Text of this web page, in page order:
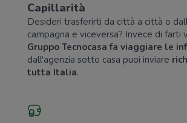
Capillarità
Desideri trasferirti da città a città o
campagna e viceversa? Invece di farti
Gruppo Tecnocasa fa viaggiare le
dall'agenzia sotto casa puoi inviare
tutta Italia.